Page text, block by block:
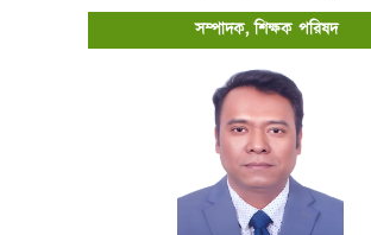
সম্পাদক, শিক্ষক পরিষদ